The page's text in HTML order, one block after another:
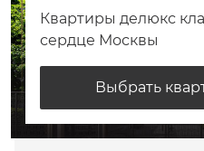
Квартиры делюкс
сердце Москвы
Выбрать